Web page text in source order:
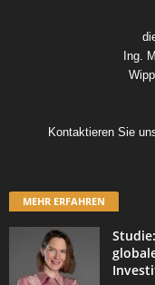
Ing.
Kontaktieren Sie
MEHR ERFAHREN